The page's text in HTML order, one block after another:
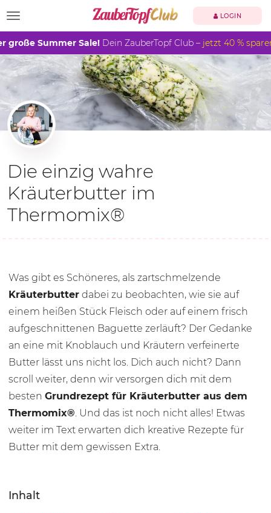
TOGGLE NAVIGATION LOGIN
große Summer Sale! Dein ZauberTopf Club – jetzt 40 %
Die einzig wahre
Kräuterbutter im
Thermomix®
Was gibt es Schöneres, als zartschmelzende
Kräuterbutter dabei zu beobachten, wie sie auf
einem heißen Stück Fleisch oder auf einem frisch
aufgeschnittenen Baguette zerläuft? Der Gedanke
an eine mit Knoblauch und Kräutern verfeinerte
Butter lässt uns nicht los. Dich auch nicht? Dann
scroll weiter, denn wir versorgen dich mit dem
besten Grundrezept für Kräuterbutter aus dem
Thermomix® . Und das ist noch nicht alles! Etwas
weiter im Text erwarten dich kreative Rezepte für
Butter mit dem gewissen Extra.
Inhalt